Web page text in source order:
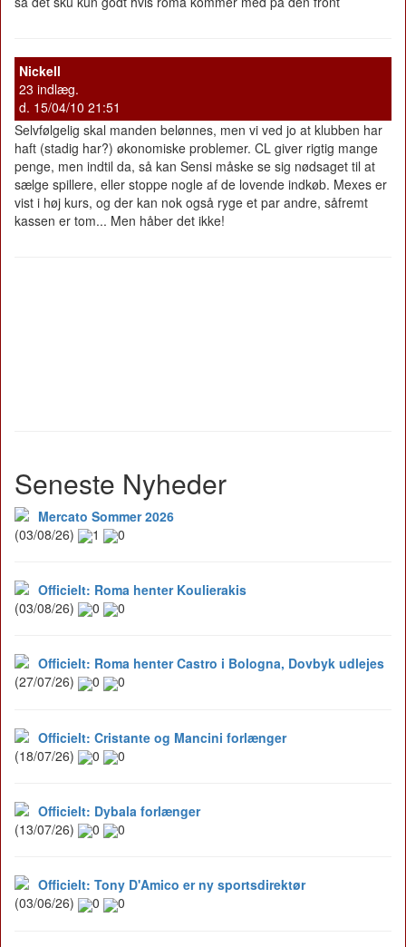
Nickell
23 indlæg.
d. 15/04/10 21:51
Selvfølgelig skal manden belønnes, men vi ved jo at klubben har
haft (stadig har?) økonomiske problemer. CL giver rigtig mange
penge, men indtil da, så kan Sensi måske se sig nødsaget til at
sælge spillere, eller stoppe nogle af de lovende indkøb. Mexes er
vist i høj kurs, og der kan nok også ryge et par andre, såfremt
kassen er tom... Men håber det ikke!
Seneste Nyheder
Mercato Sommer 2026
(03/08/26)
1 0
Officielt: Roma henter Koulierakis
(03/08/26)
0 0
Officielt: Roma henter Castro i Bologna, Dovbyk udlejes
(27/07/26)
0 0
Officielt: Cristante og Mancini forlænger
(18/07/26)
0 0
Officielt: Dybala forlænger
(13/07/26)
0 0
Officielt: Tony D'Amico er ny sportsdirektør
(03/06/26)
0 0